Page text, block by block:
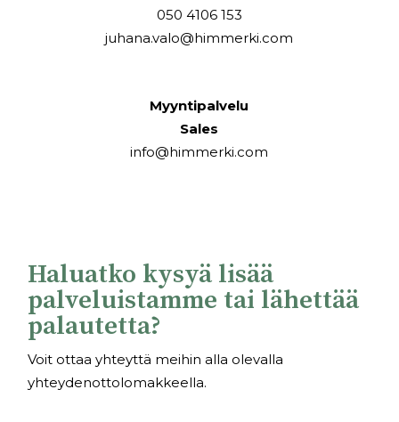
050 4106 153
juhana.valo@himmerki.com
Myyntipalvelu
Sales
info@himmerki.com
Haluatko kysyä lisää
palveluistamme tai lähettää
palautetta?
Voit ottaa yhteyttä meihin alla olevalla
yhteydenottolomakkeella.